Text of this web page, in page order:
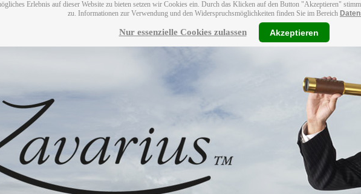
Erlebnis auf dieser Website zu bieten setzen wir Cookies ein. Durch das Klicken auf den Button "Akzeptieren"
zu. Informationen zur Verwendung und den Widerspruchsmöglichkeiten finden Sie im Bereich
Nur essenzielle Cookies zulassen Akzeptieren